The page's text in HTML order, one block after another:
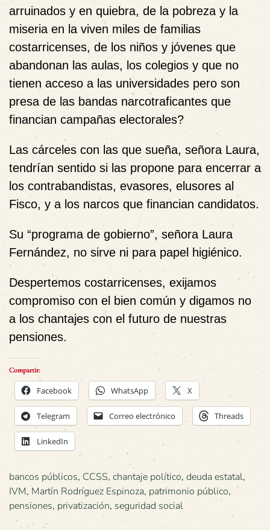
arruinados y en quiebra, de la pobreza y la
miseria en la viven miles de familias
costarricenses, de los niños y jóvenes que
abandonan las aulas, los colegios y que no
tienen acceso a las universidades pero son
presa de las bandas narcotraficantes que
financian campañas electorales?
Las cárceles con las que sueña, señora Laura,
tendrían sentido si las propone para encerrar a
los contrabandistas, evasores, elusores al
Fisco, y a los narcos que financian candidatos.
Su “programa de gobierno”, señora Laura
Fernández, no sirve ni para papel higiénico.
Despertemos costarricenses, exijamos
compromiso con el bien común y digamos no
a los chantajes con el futuro de nuestras
pensiones.
Compartir:
Facebook WhatsApp X
Telegram Correo electrónico Threads
LinkedIn
bancos públicos, CCSS, chantaje político, deuda estatal,
IVM, Martín Rodríguez Espinoza, patrimonio público,
pensiones,privatización, seguridad social